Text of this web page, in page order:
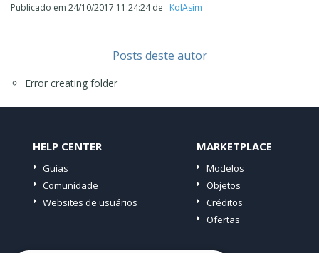
Publicado em 24/10/2017 11:24:24de ‪ KolAsim ‪ ‪
Posts deste autor
Error creating folder
HELP CENTER
Guias
Comunidade
Websites de usuários
MARKETPLACE
Modelos
Objetos
Créditos
Ofertas